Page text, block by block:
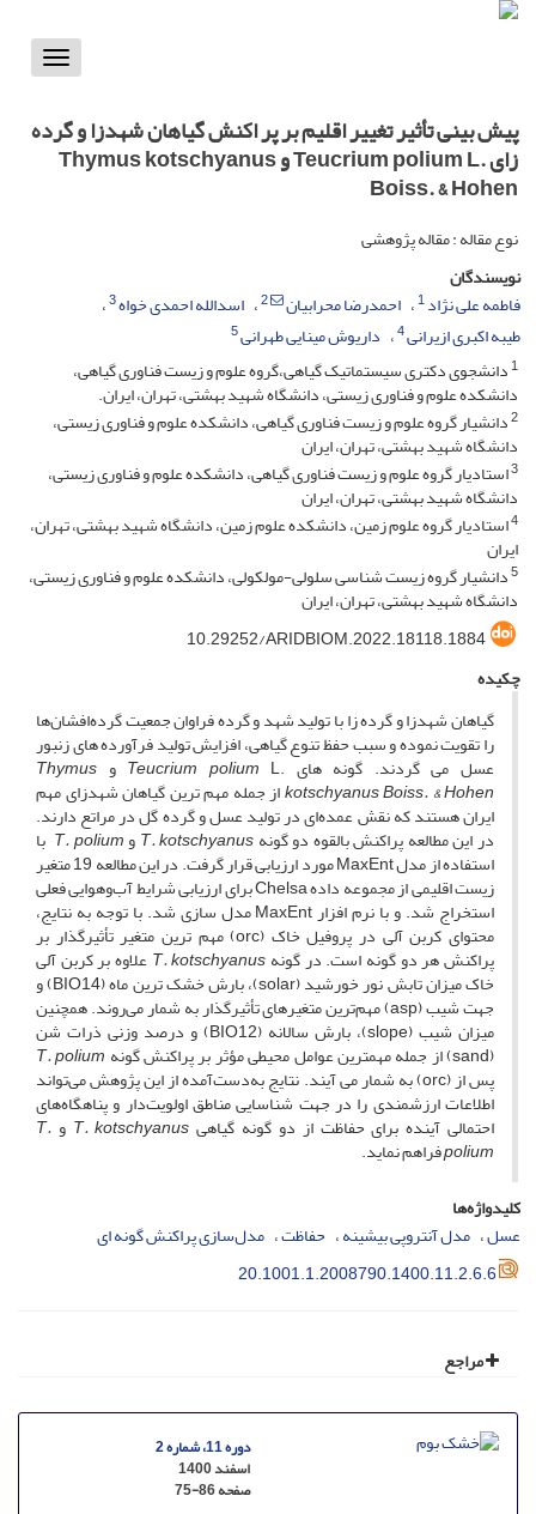
Toggle
پیش بینی تأثیر تغییر اقلیم بر پر اکنش گیاهان شهدزا و گرده
زای .Teucrium polium L و Thymus kotschyanus
Boiss. & Hohen
نوع مقاله : مقاله پژوهشی
نویسندگان
فاطمه علی نژاد1 احمدرضا محرابیان 2 اسدالله احمدی خواه3
طیبه اکبری ازیرانی4 داریوش مینایی طهرانی5
1دانشجوی دکتری سیستماتیک گیاهی،گروه علوم و زیست فناوری گیاهی،
دانشکده علوم و فناوری زیستی، دانشگاه شهید بهشتی، تهران، ایران.
2دانشیار گروه علوم و زیست فناوری گیاهی، دانشکده علوم و فناوری زیستی،
دانشگاه شهید بهشتی، تهران، ایران
3استادیار گروه علوم و زیست فناوری گیاهی، دانشکده علوم و فناوری زیستی،
دانشگاه شهید بهشتی، تهران، ایران
4استادیار گروه علوم زمین، دانشکده علوم زمین، دانشگاه شهید بهشتی، تهران،
ایران
5دانشیار گروه زیست شناسی سلولی-مولکولی، دانشکده علوم و فناوری زیستی،
دانشگاه شهید بهشتی، تهران، ایران
10.29252/ARIDBIOM.2022.18118.1884
چکیده
گیاهان شهدزا و گرده زا با تولید شهد و گرده فراوان جمعیت گرده‌افشان‌ها
را تقویت نموده و سبب حفظ تنوع گیاهی، افزایش تولید فرآورده ­های زنبور
عسل می ­گردند. گونه ­های . Teucrium polium L و Thymus
kotschyanus Boiss. & Hohenاز جمله مهم ترین گیاهان شهدزای مهم
ایران هستند که نقش عمده‌ای در تولید عسل و گرده گل در مراتع دارند.
در این مطالعه پراکنش بالقوه دو گونهT. kotschyanusوT. polium با
استفاده از مدل MaxEnt مورد ارزیابی قرار گرفت. در این مطالعه 19 متغیر
زیست ­اقلیمی از مجموعه داده Chelsa برای ارزیابی شرایط آب‌وهوایی فعلی
استخراج شد. و با نرم افزار MaxEnt مدل سازی شد. با توجه به نتایج،
محتوای کربن آلی در پروفیل خاک (orc) مهم ­ترین متغیر تأثیرگذار بر
پراکنش هر دو گونه است. در گونهT. kotschyanusعلاوه بر کربن آلی
خاک میزان تابش نور خورشید (solar)، بارش خشک ­ترین ماه (BIO14) و
جهت شیب (asp) مهم‌ترین متغیرهای تأثیرگذار به شمار می‌روند. همچنین
میزان شیب (slope)، بارش سالانه (BIO12) و درصد وزنی ذرات شن
(sand) از جمله مهم­ترین عوامل محیطی مؤثر بر پراکنش گونه T. polium
پس از (orc) به شمار می ­آیند. نتایج به‌دست‌آمده از این پژوهش می‌تواند
اطلاعات ارزشمندی را در جهت شناسایی مناطق اولویت‌دار و پناهگاه‌های
احتمالی آینده برای حفاظت از دو گونه گیاهی T. kotschyanus و T.
poliumفراهم نماید.
کلیدواژه‌ها
عسل مدل آنتروپی بیشینه حفاظت مدل‌سازی پراکنش گونه ای
20.1001.1.2008790.1400.11.2.6.6
مراجع
دوره 11، شماره 2
اسفند 1400
صفحه75-86